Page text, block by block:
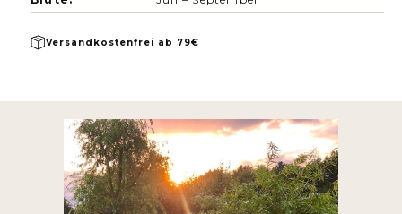
Versandkostenfrei ab 79€